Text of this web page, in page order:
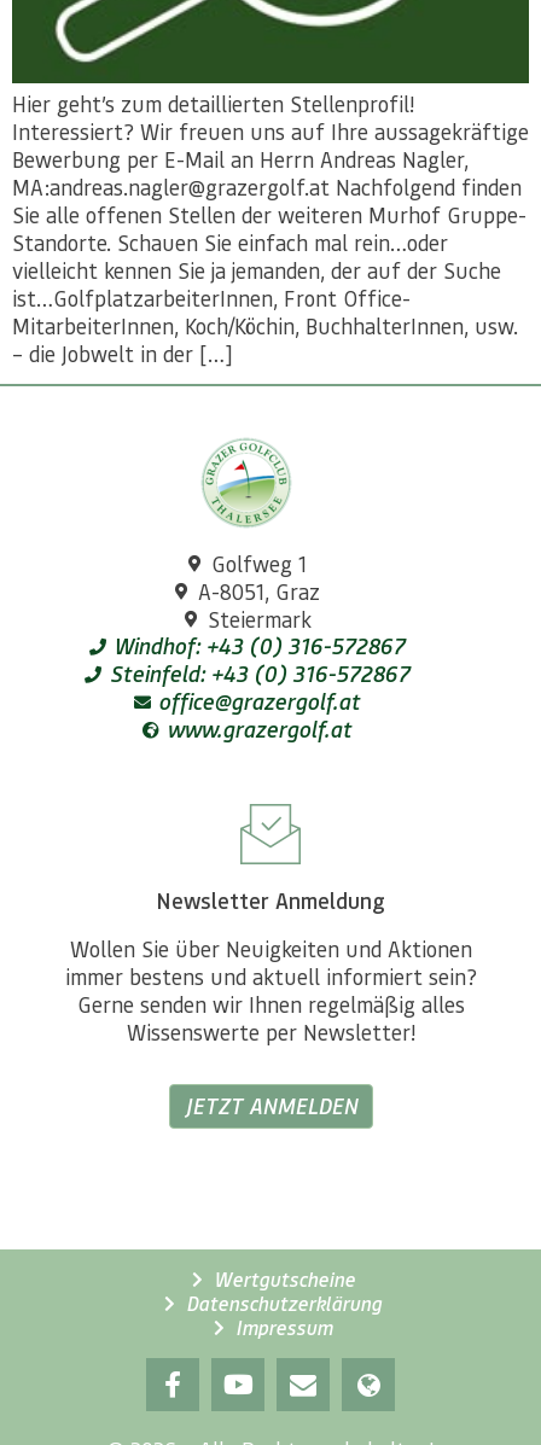
Hier geht’s zum detaillierten Stellenprofil!
Interessiert? Wir freuen uns auf Ihre aussagekräftige
Bewerbung per E-Mail an Herrn Andreas Nagler,
MA:andreas.nagler@grazergolf.at Nachfolgend finden
Sie alle offenen Stellen der weiteren Murhof Gruppe-
Standorte. Schauen Sie einfach mal rein…oder
vielleicht kennen Sie ja jemanden, der auf der Suche
ist…GolfplatzarbeiterInnen, Front Office-
MitarbeiterInnen, Koch/Köchin, BuchhalterInnen, usw.
­– die Jobwelt in der […]
Golfweg 1
A-8051, Graz
Steiermark
Windhof: +43 (0) 316-572867
Steinfeld: +43 (0) 316-572867
office@grazergolf.at
www.grazergolf.at
Newsletter Anmeldung
Wollen Sie über Neuigkeiten und Aktionen
immer bestens und aktuell informiert sein?
Gerne senden wir Ihnen regelmäßig alles
Wissenswerte per Newsletter!
JETZT ANMELDEN
Wertgutscheine
Datenschutzerklärung
Impressum